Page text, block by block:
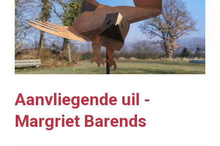
Aanvliegende uil -
Margriet Barends